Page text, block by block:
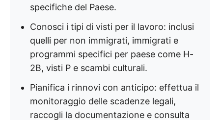
specifiche del Paese.
Conosci i tipi di visti per il lavoro: inclusi
quelli per non immigrati, immigrati e
programmi specifici per paese come H-
2B, visti P e scambi culturali.
Pianifica i rinnovi con anticipo: effettua il
monitoraggio delle scadenze legali,
raccogli la documentazione e consulta